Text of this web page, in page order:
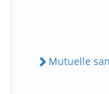
Mutuelle